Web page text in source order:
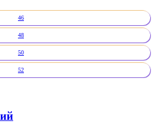
46
48
50
52